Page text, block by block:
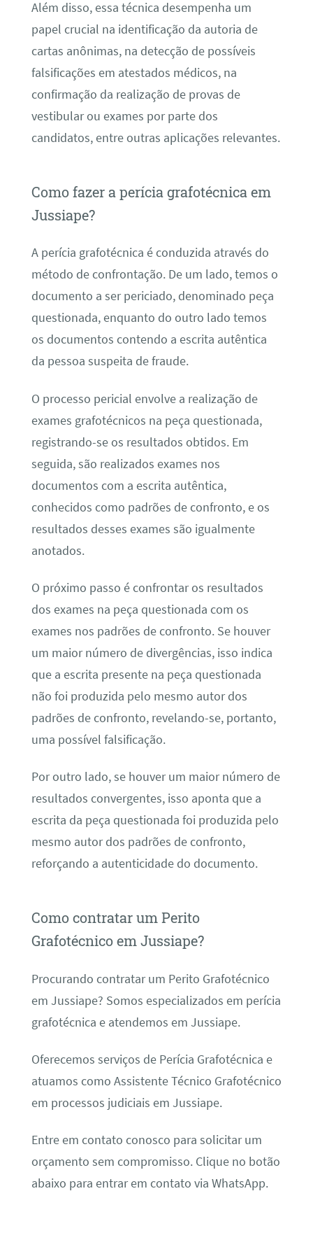
Além disso, essa técnica desempenha um
papel crucial na identificação da autoria de
cartas anônimas, na detecção de possíveis
falsificações em atestados médicos, na
confirmação da realização de provas de
vestibular ou exames por parte dos
candidatos, entre outras aplicações relevantes.
Como fazer a perícia grafotécnica em
Jussiape?
A perícia grafotécnica é conduzida através do
método de confrontação. De um lado, temos o
documento a ser periciado, denominado peça
questionada, enquanto do outro lado temos
os documentos contendo a escrita autêntica
da pessoa suspeita de fraude.
O processo pericial envolve a realização de
exames grafotécnicos na peça questionada,
registrando-se os resultados obtidos. Em
seguida, são realizados exames nos
documentos com a escrita autêntica,
conhecidos como padrões de confronto, e os
resultados desses exames são igualmente
anotados.
O próximo passo é confrontar os resultados
dos exames na peça questionada com os
exames nos padrões de confronto. Se houver
um maior número de divergências, isso indica
que a escrita presente na peça questionada
não foi produzida pelo mesmo autor dos
padrões de confronto, revelando-se, portanto,
uma possível falsificação.
Por outro lado, se houver um maior número de
resultados convergentes, isso aponta que a
escrita da peça questionada foi produzida pelo
mesmo autor dos padrões de confronto,
reforçando a autenticidade do documento.
Como contratar um Perito
Grafotécnico em Jussiape?
Procurando contratar um Perito Grafotécnico
em Jussiape? Somos especializados em perícia
grafotécnica e atendemos em Jussiape.
Oferecemos serviços de Perícia Grafotécnica e
atuamos como Assistente Técnico Grafotécnico
em processos judiciais em Jussiape.
Entre em contato conosco para solicitar um
orçamento sem compromisso. Clique no botão
abaixo para entrar em contato via WhatsApp.